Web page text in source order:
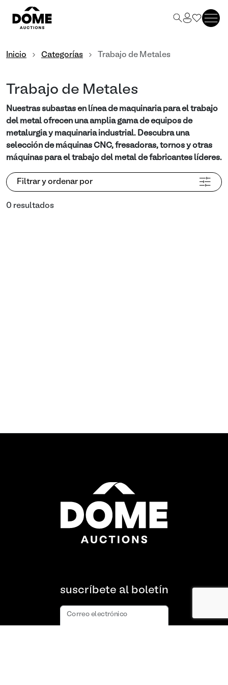
Inicio Categorías Trabajo de Metales
Trabajo de Metales
Nuestras subastas en línea de maquinaria para el trabajo
del metal ofrecen una amplia gama de equipos de
metalurgia y maquinaria industrial. Descubra una
selección de máquinas CNC, fresadoras, tornos y otras
máquinas para el trabajo del metal de fabricantes líderes.
Filtrar y ordenar por
0 resultados
suscríbete al boletín
Correo electrónico